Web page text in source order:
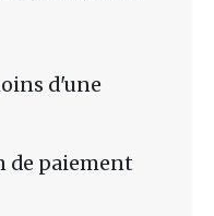
d'une
paiement